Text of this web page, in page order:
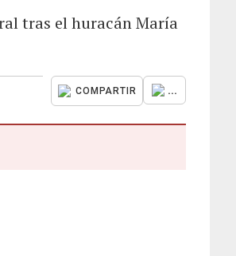
tras el huracán María
COMPARTIR ...